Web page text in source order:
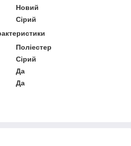
Новий
Сірий
Поліестер
Сірий
Да
Да